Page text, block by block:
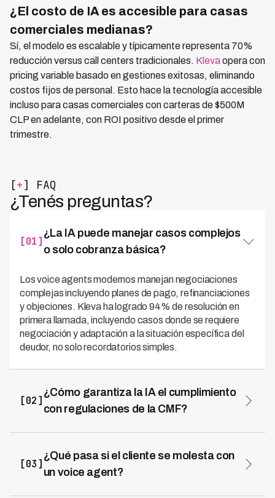
¿El costo de IA es accesible para casas
comerciales medianas?
Sí, el modelo es escalable y típicamente representa 70%
reducción versus call centers tradicionales. Klevaopera con
pricing variable basado en gestiones exitosas, eliminando
costos fijos de personal. Esto hace la tecnología accesible
incluso para casas comerciales con carteras de $500M
CLP en adelante, con ROI positivo desde el primer
trimestre.
[+] FAQ
¿Tenés preguntas?
[01]
¿La IA puede manejar casos complejos
o solo cobranza básica?
Los voice agents modernos manejan negociaciones
complejas incluyendo planes de pago, refinanciaciones
y objeciones. Kleva ha logrado 94% de resolución en
primera llamada, incluyendo casos donde se requiere
negociación y adaptación a la situación específica del
deudor, no solo recordatorios simples.
[02]
¿Cómo garantiza la IA el cumplimiento
con regulaciones de la CMF?
registrado 0 violaciones regulatorias en 7 países LATAM
porque respeta automáticamente horarios, límites de
intentos, tono apropiado y requisitos de identificación
[03]
¿Qué pasa si el cliente se molesta con
un voice agent?